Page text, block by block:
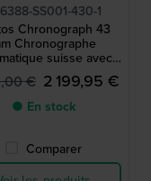
SS001-430-1
Chronograph 43
Chronographe
suisse avec
date
€ 2 199,95 €
● En stock
Comparer